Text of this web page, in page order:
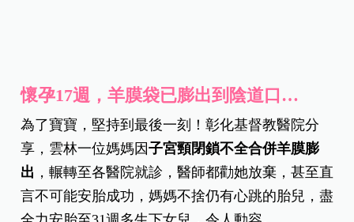
懷孕17週，羊膜袋已膨出到陰道口…
為了寶寶，堅持到最後一刻！彰化基督教醫院分
享，雲林一位媽媽因子宮頸閉鎖不全合併羊膜膨
出 ，輾轉至各醫院就診，醫師都勸她放棄，甚至直
言不可能安胎成功，媽媽不捨仍有心跳的胎兒，盡